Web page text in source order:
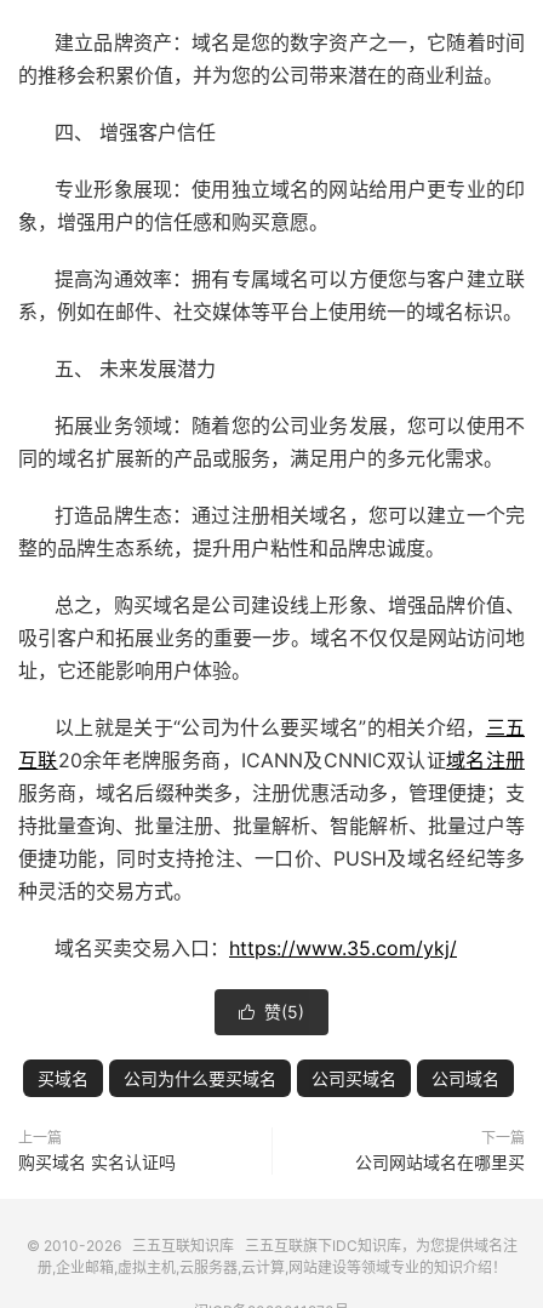
建立品牌资产：域名是您的数字资产之一，它随着时间
的推移会积累价值，并为您的公司带来潜在的商业利益。
四、 增强客户信任
专业形象展现：使用独立域名的网站给用户更专业的印
象，增强用户的信任感和购买意愿。
提高沟通效率：拥有专属域名可以方便您与客户建立联
系，例如在邮件、社交媒体等平台上使用统一的域名标识。
五、 未来发展潜力
拓展业务领域：随着您的公司业务发展，您可以使用不
同的域名扩展新的产品或服务，满足用户的多元化需求。
打造品牌生态：通过注册相关域名，您可以建立一个完
整的品牌生态系统，提升用户粘性和品牌忠诚度。
总之，购买域名是公司建设线上形象、增强品牌价值、
吸引客户和拓展业务的重要一步。域名不仅仅是网站访问地
址，它还能影响用户体验。
以上就是关于“公司为什么要买域名”的相关介绍， 三五
互联20余年老牌服务商，ICANN及CNNIC双认证域名注册
服务商，域名后缀种类多，注册优惠活动多，管理便捷；支
持批量查询、批量注册、批量解析、智能解析、批量过户等
便捷功能，同时支持抢注、一口价、PUSH及域名经纪等多
种灵活的交易方式。
域名买卖交易入口： https://www.35.com/ykj/
 赞(5)
买域名 公司为什么要买域名 公司买域名 公司域名
上一篇
购买域名 实名认证吗
下一篇
公司网站域名在哪里买
© 2010-2026 三五互联知识库 三五互联旗下IDC知识库，为您提供域名注
册,企业邮箱,虚拟主机,云服务器,云计算,网站建设等领域专业的知识介绍！